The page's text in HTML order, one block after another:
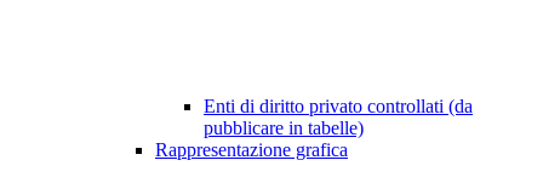
Enti di diritto privato controllati (da
pubblicare in tabelle)
Rappresentazione grafica